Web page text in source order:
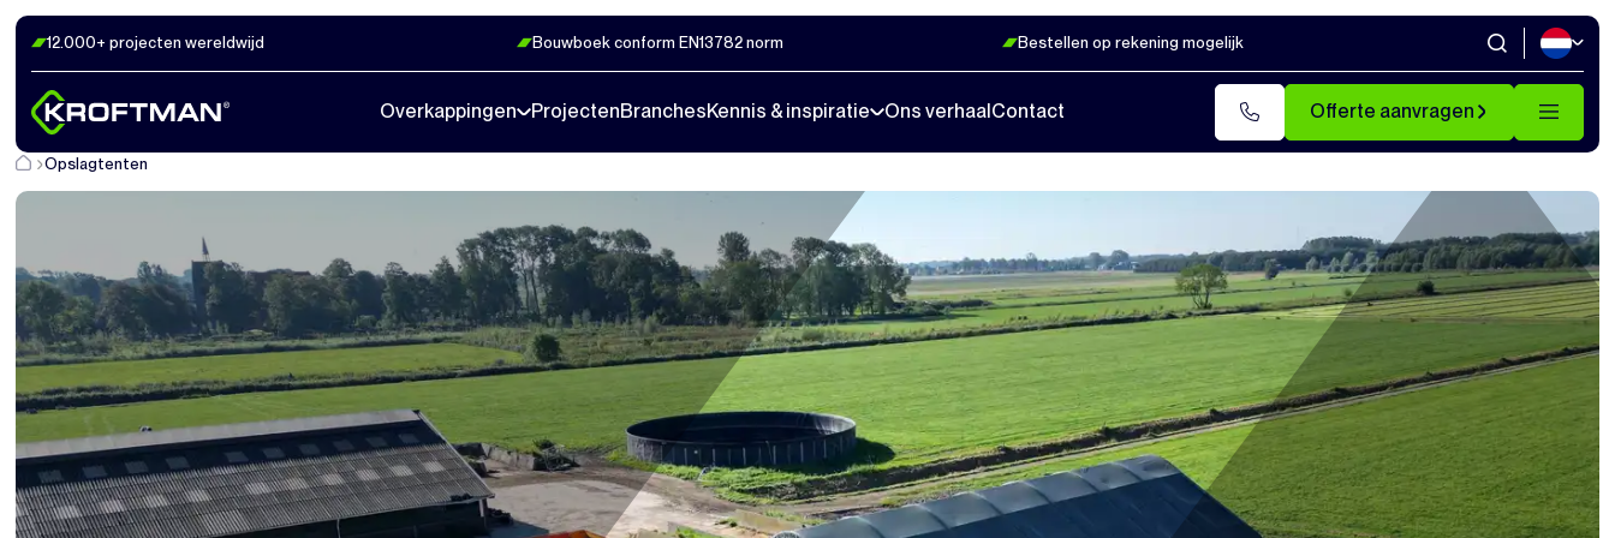
12.000+ projecten wereldwijd Bouwboek conform EN13782 norm Bestellen op rekening mogelijk
Overkappingen ProjectenBranchesKennis & inspiratie Ons verhaal Contact Offerte aanvragen
Opslagtenten